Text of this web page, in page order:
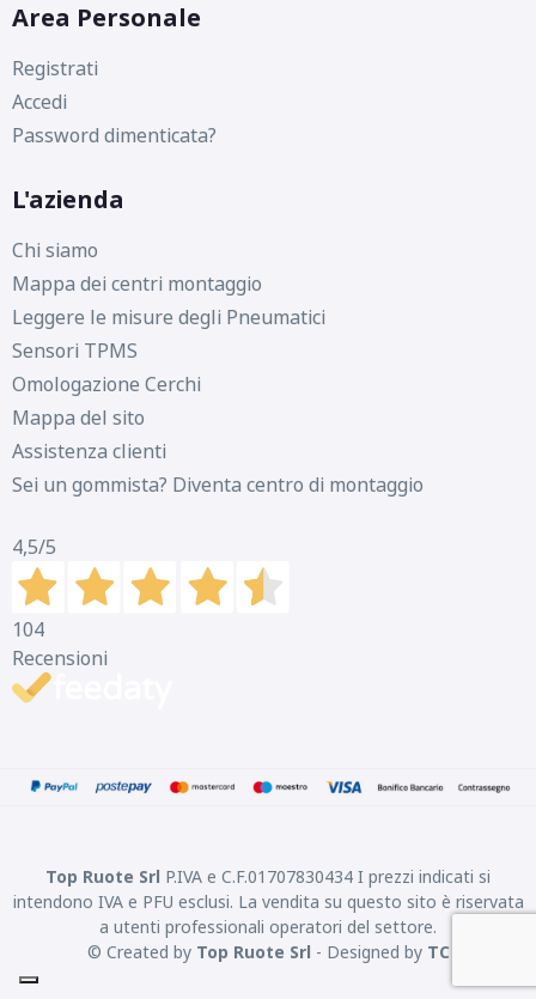
Area Personale
Registrati
Accedi
Password dimenticata?
L'azienda
Chi siamo
Mappa dei centri montaggio
Leggere le misure degli Pneumatici
Sensori TPMS
Omologazione Cerchi
Mappa del sito
Assistenza clienti
Sei un gommista? Diventa centro di montaggio
4,5/5
104
Recensioni
Top Ruote Srl P.IVA e C.F.01707830434 I prezzi indicati si
intendono IVA e PFU esclusi. La vendita su questo sito è riservata
a utenti professionali operatori del settore.
© Created by Top Ruote Srl - Designed by TC